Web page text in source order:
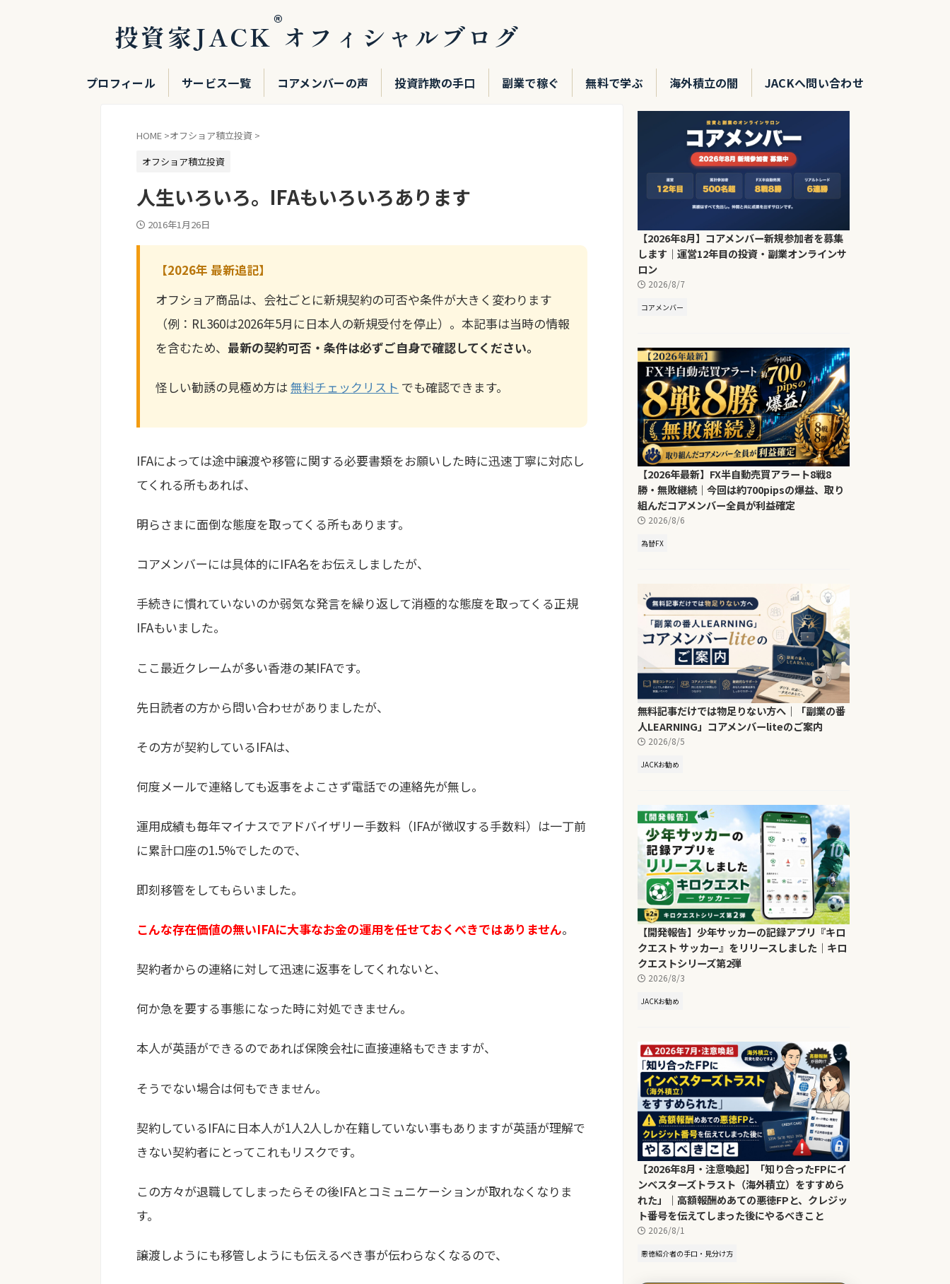
投資家JACK®オフィシャルブログ
プロフィール サービス一覧 コアメンバーの声 投資詐欺の手口 副業で稼ぐ 無料で学ぶ 海外積立の闇 JACKへ問い合わせ
HOME >オフショア積立投資 >
オフショア積立投資
人生いろいろ。IFAもいろいろあります
2016年1月26日
【2026年 最新追記】
オフショア商品は、会社ごとに新規契約の可否や条件が大きく変わります
（例：RL360は2026年5月に日本人の新規受付を停止）。本記事は当時の情報
を含むため、 最新の契約可否・条件は必ずご自身で確認してください。
怪しい勧誘の見極め方は無料チェックリスト でも確認できます。
IFAによっては途中譲渡や移管に関する必要書類をお願いした時に迅速丁寧に対応し
てくれる所もあれば、
明らさまに面倒な態度を取ってくる所もあります。
コアメンバーには具体的にIFA名をお伝えしましたが、
手続きに慣れていないのか弱気な発言を繰り返して消極的な態度を取ってくる正規
IFAもいました。
ここ最近クレームが多い香港の某IFAです。
先日読者の方から問い合わせがありましたが、
その方が契約しているIFAは、
何度メールで連絡しても返事をよこさず電話での連絡先が無し。
運用成績も毎年マイナスでアドバイザリー手数料（IFAが徴収する手数料）は一丁前
に累計口座の1.5%でしたので、
即刻移管をしてもらいました。
こんな存在価値の無いIFAに大事なお金の運用を任せておくべきではありません。
契約者からの連絡に対して迅速に返事をしてくれないと、
何か急を要する事態になった時に対処できません。
本人が英語ができるのであれば保険会社に直接連絡もできますが、
そうでない場合は何もできません。
契約しているIFAに日本人が1人2人しか在籍していない事もありますが英語が理解で
きない契約者にとってこれもリスクです。
この方々が退職してしまったらその後IFAとコミュニケーションが取れなくなりま
す。
譲渡しようにも移管しようにも伝えるべき事が伝わらなくなるので、
【2026年8月】コアメンバー新規参加者を募集
します｜運営12年目の投資・副業オンラインサ
ロン
2026/8/7
コアメンバー
【2026年最新】FX半自動売買アラート8戦8
勝・無敗継続｜今回は約700pipsの爆益、取り
組んだコアメンバー全員が利益確定
2026/8/6
為替FX
無料記事だけでは物足りない方へ｜「副業の番
人LEARNING」コアメンバーliteのご案内
2026/8/5
JACKお勧め
【開発報告】少年サッカーの記録アプリ『キロ
クエスト サッカー』をリリースしました｜キロ
クエストシリーズ第2弾
2026/8/3
JACKお勧め
【2026年8月・注意喚起】「知り合ったFPにイ
ンベスターズトラスト（海外積立）をすすめら
れた」｜高額報酬めあての悪徳FPと、クレジッ
ト番号を伝えてしまった後にやるべきこと
2026/8/1
悪徳紹介者の手口・見分け方